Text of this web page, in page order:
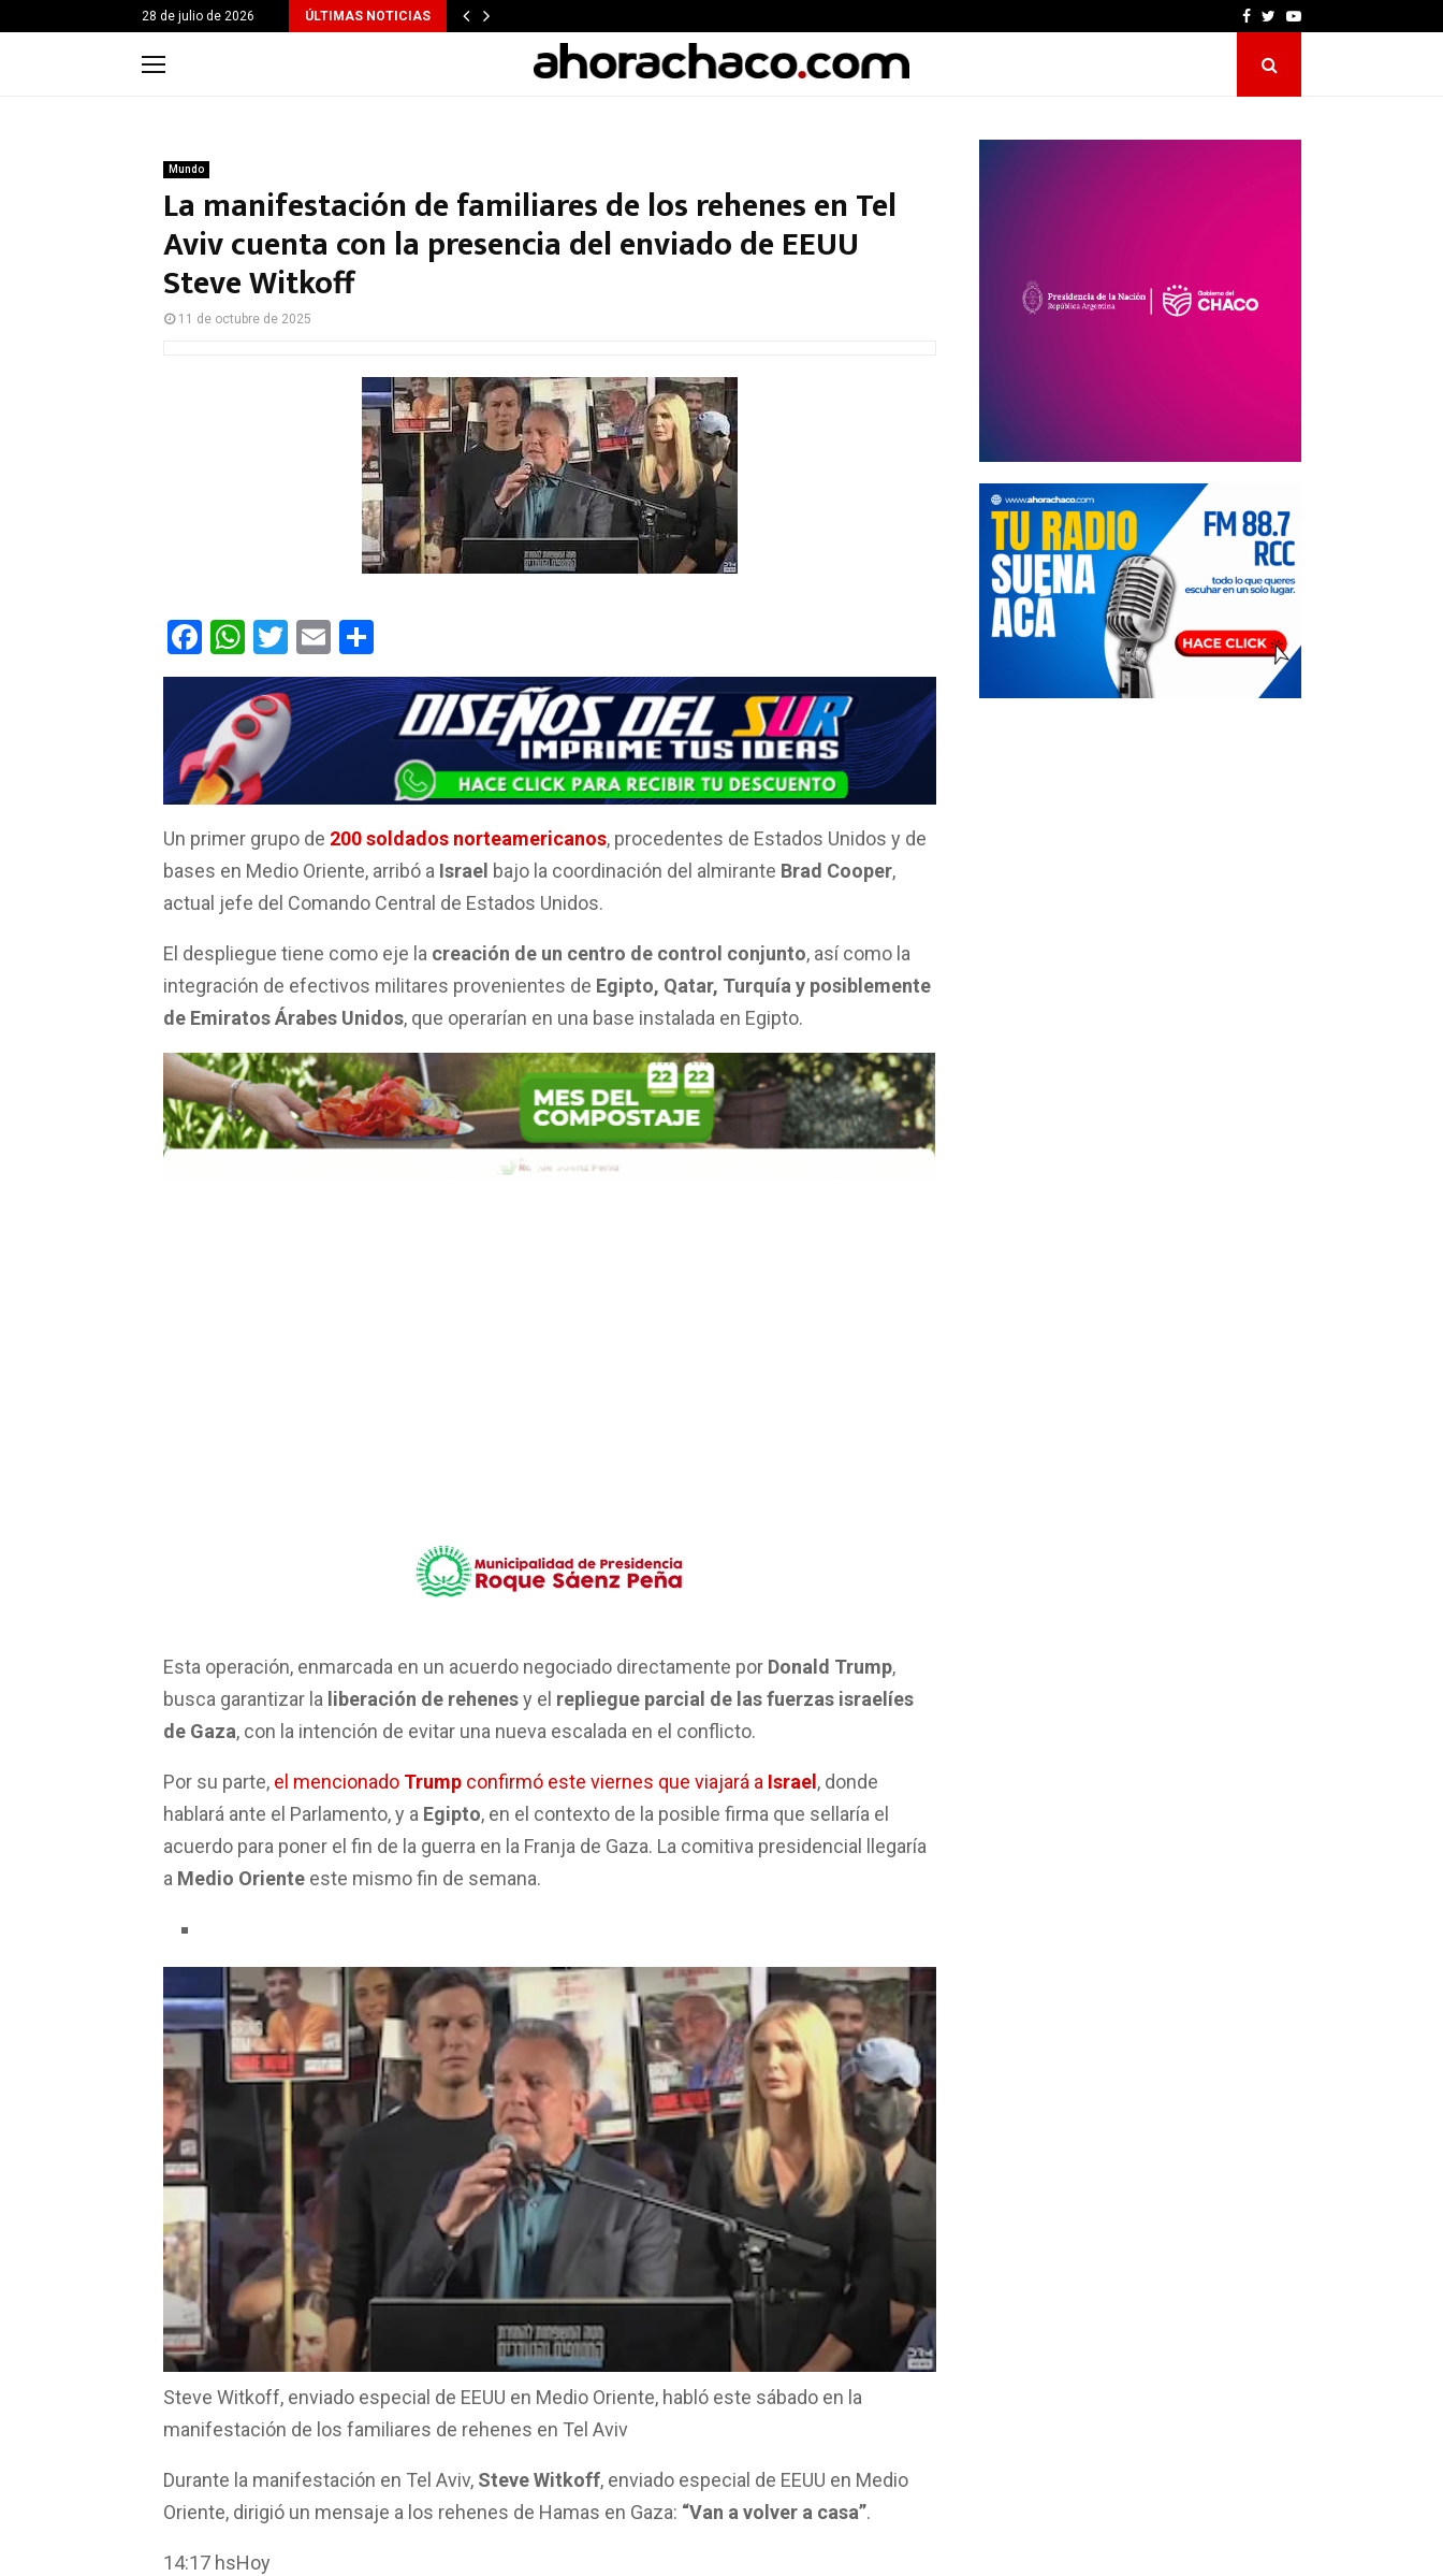
28 de julio de 2026 ÚLTIMAS NOTICIAS Facebook
TwitterYoutube
Mundo
La manifestación de familiares de los rehenes en Tel
Aviv cuenta con la presencia del enviado de EEUU
Steve Witkoff
11 de octubre de 2025
F
a
ce
b
o
o
k
W
h
at
s
A
p
p
T
wi
tt
er
E
m
ail
o
m
ar
tir
Un primer grupo de 200 soldados norteamericanos, procedentes de Estados Unidos y de
bases en Medio Oriente, arribó a Israel bajo la coordinación del almirante Brad Cooper,
actual jefe del Comando Central de Estados Unidos.
El despliegue tiene como eje la creación de un centro de control conjunto, así como la
integración de efectivos militares provenientes de Egipto, Qatar, Turquía y posiblemente
de Emiratos Árabes Unidos, que operarían en una base instalada en Egipto.
Esta operación, enmarcada en un acuerdo negociado directamente por Donald Trump,
busca garantizar la liberación de rehenesy el repliegue parcial de las fuerzas israelíes
de Gaza, con la intención de evitar una nueva escalada en el conflicto.
Por su parte, el mencionado Trump confirmó este viernes que viajará a Israel , donde
hablará ante el Parlamento, y a Egipto, en el contexto de la posible firma que sellaría el
acuerdo para poner el fin de la guerra en la Franja de Gaza. La comitiva presidencial llegaría
a Medio Oriente este mismo fin de semana.
Steve Witkoff, enviado especial de EEUU en Medio Oriente, habló este sábado en la
manifestación de los familiares de rehenes en Tel Aviv
Durante la manifestación en Tel Aviv, Steve Witkoff, enviado especial de EEUU en Medio
Oriente, dirigió un mensaje a los rehenes de Hamas en Gaza: “Van a volver a casa”.
14:17 hsHoy